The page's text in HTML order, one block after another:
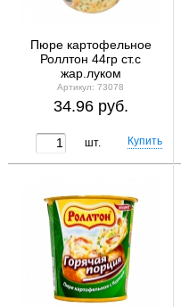
Пюре картофельное
Роллтон 44гр ст.с
жар.луком
Артикул: 73078
34.96 руб.
шт.